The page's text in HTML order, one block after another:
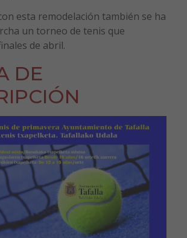
esta remodelación también se ha
un torneo de tenis que
de abril.
DE